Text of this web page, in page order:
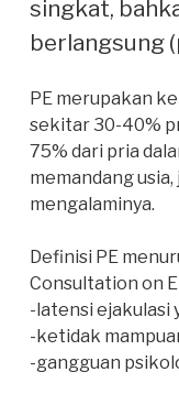
singkat,
berlangsung
PE merupakan
sekitar 30-40%
75% dari pria
memandang
mengalaminya.
Definisi PE
Consultation on
-latensi ejakulasi
-ketidak
-gangguan